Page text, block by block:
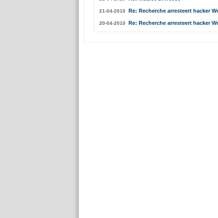
21-04-2010 Re: Recherche arresteert hacker
20-04-2010 Re: Recherche arresteert hacker